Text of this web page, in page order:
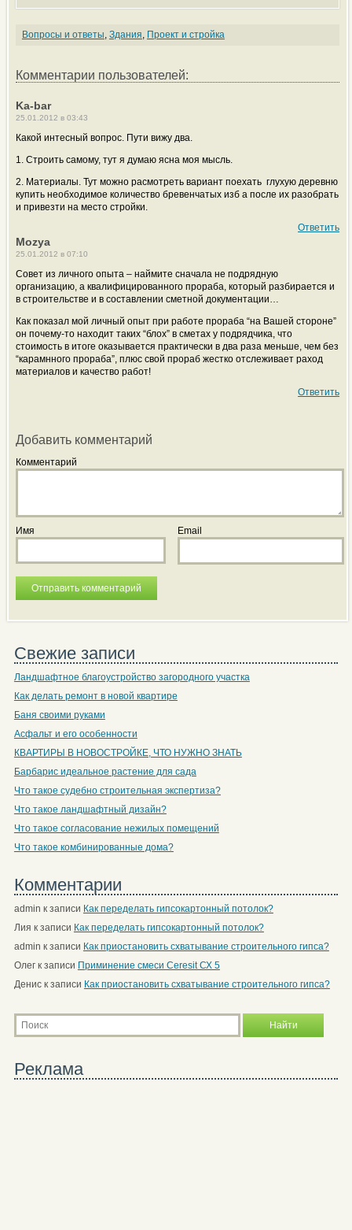
Вопросы и ответы, Здания, Проект и стройка
Комментарии пользователей:
Ka-bar
25.01.2012 в 03:43
Какой интесный вопрос. Пути вижу два.
1. Строить самому, тут я думаю ясна моя мысль.
2. Материалы. Тут можно расмотреть вариант поехать глухую деревню
купить необходимое количество бревенчатых изб а после их разобрать
и привезти на место стройки.
Ответить
Mozya
25.01.2012 в 07:10
Совет из личного опыта – наймите сначала не подрядную
организацию, а квалифицированного прораба, который разбирается и
в строительстве и в составлении сметной документации…
Как показал мой личный опыт при работе прораба “на Вашей стороне”
он почему-то находит таких “блох” в сметах у подрядчика, что
стоимость в итоге оказывается практически в два раза меньше, чем без
“карамнного прораба”, плюс свой прораб жестко отслеживает раход
материалов и качество работ!
Ответить
Добавить комментарий
Комментарий
Имя Email
Свежие записи
Ландшафтное благоустройство загородного участка
Как делать ремонт в новой квартире
Баня своими руками
Асфальт и его особенности
КВАРТИРЫ В НОВОСТРОЙКЕ, ЧТО НУЖНО ЗНАТЬ
Барбарис идеальное растение для сада
Что такое судебно строительная экспертиза?
Что такое ландшафтный дизайн?
Что такое согласование нежилых помещений
Что такое комбинированные дома?
Комментарии
admin к записи Как переделать гипсокартонный потолок?
Лия к записи Как переделать гипсокартонный потолок?
admin к записи Как приостановить схватывание строительного гипса?
Олегк записи Приминение смеси Ceresit СХ 5
Дениск записи Как приостановить схватывание строительного гипса?
Реклама